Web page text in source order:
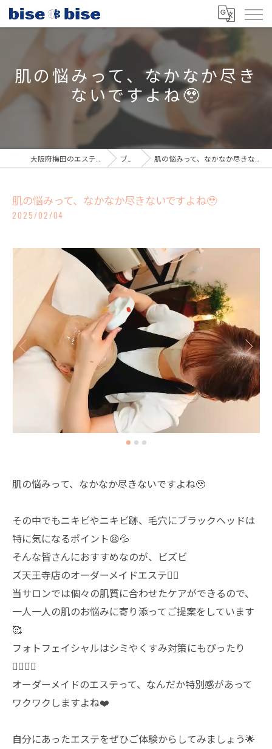
肌の悩みって、なかなか尽き
ないですよね🥹
大阪府梅田のエステならbisebise ブログ 肌の悩みって、なかなか尽きないですよね🥹
肌の悩みって、なかなか尽きないですよね🥹
2025/02/04
肌の悩みって、なかなか尽きないですよね🥹
その中でもニキビやニキビ跡、毛穴にブラックヘッドは
特に気になるポイント😫💦
そんな皆さんにおすすめなのが、ビズビ
ズ天王寺店のオーダーメイドエステ❤️‍🔥
当サロンでは個々の肌質に合わせたケアができるので、
一人一人の肌のお悩みに寄り添ってご提案をしています
🥰
フォトフェイシャルはシミやくすみ対策にもぴったり
🙆🏼‍♀️✨
オーダーメイドのエステって、なんだか特別感があって
ワクワクしますよね❤️
自分にあったエステをぜひご体験からしてみましょう🌟